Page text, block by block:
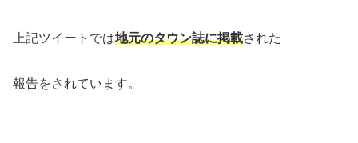
上記ツイートでは地元のタウン誌に掲載された
報告をされています。